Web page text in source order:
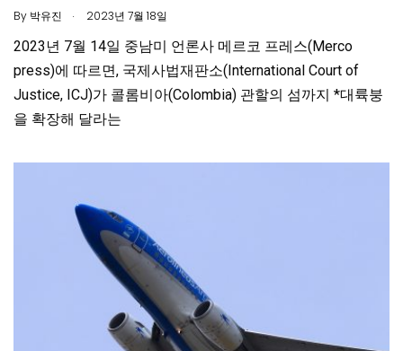
By 박유진 . 2023년 7월 18일
2023년 7월 14일 중남미 언론사 메르코 프레스(Merco
press)에 따르면, 국제사법재판소(International Court of
Justice, ICJ)가 콜롬비아(Colombia) 관할의 섬까지 *대륙붕
을 확장해 달라는